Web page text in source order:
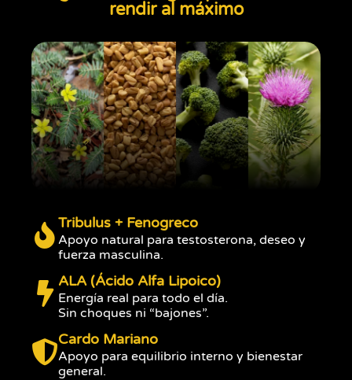
rendir al máximo
Tribulus + Fenogreco
Apoyo natural para testosterona, deseo y
fuerza masculina.
ALA (Ácido Alfa Lipoico)
Energía real para todo el día.
Sin choques ni “bajones”.
Cardo Mariano
Apoyo para equilibrio interno y bienestar
general.